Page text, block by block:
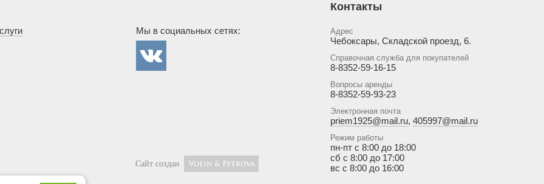
Мы в социальных сетях:
Контакты
Адрес
Чебоксары, Складской проезд, 6.
Справочная служба для покупателей
8-8352-59-16-15
Вопросы аренды
8-8352-59-93-23
Электронная почта
priem1925@mail.ru, 405997@mail.ru
Режим работы
пн-пт с 8:00 до 18:00
сб с 8:00 до 17:00
вс с 8:00 до 16:00
Сайт создан